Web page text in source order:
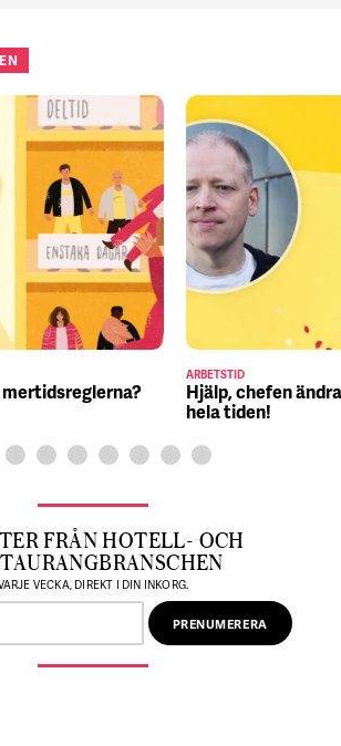
mertidsreglerna?
ARBETSTID
Hjälp, chefen
hela tiden!
FRÅN HOTELL- OCH
VECKA, DIREKT I DIN INKORG.